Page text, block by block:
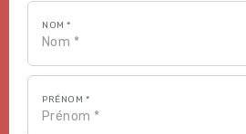
NOM *
PRÉNOM *